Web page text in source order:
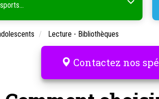
Lecture - Bibliothèques
Contactez nos